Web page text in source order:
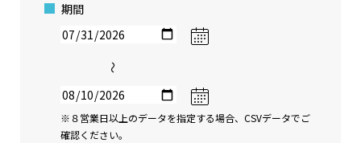
期間
〜
※８営業日以上のデータを指定する場合、CSVデータでご
確認ください。